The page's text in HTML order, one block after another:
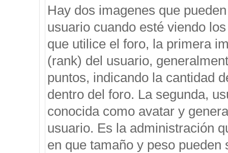
Hay dos imagenes que
usuario cuando esté viendo
que utilice el foro, la primera
(rank) del usuario,
puntos, indicando la cantidad
dentro del foro. La segunda,
conocida como avatar y
usuario. Es la administración
en que tamaño y peso